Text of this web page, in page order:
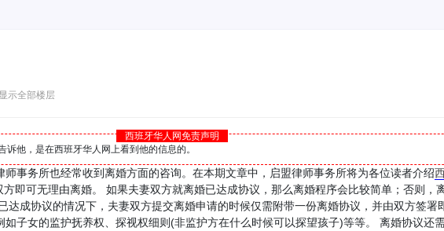
显示全部楼层
西班牙华人网免责声明
他，是在西班牙华人网上看到他的信息的。
事务所也经常收到离婚方面的咨询。在本期文章中，启盟律师事务所将为各位读者介绍
即可无理由离婚。 如果夫妻双方就离婚已达成协议，那么离婚程序会比较简单；否则，
达成协议的情况下，夫妻双方提交离婚申请的时候仅需附带一份离婚协议，并由双方签署
子女的监护抚养权、探视权细则(非监护方在什么时候可以探望孩子)等等。 离婚协议还